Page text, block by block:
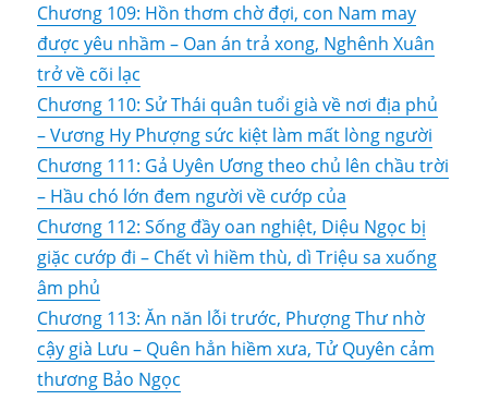
Chương 109: Hồn thơm chờ đợi, con Nam may
được yêu nhầm – Oan án trả xong, Nghênh Xuân
trở về cõi lạc
Chương 110: Sử Thái quân tuổi già về nơi địa phủ
– Vương Hy Phượng sức kiệt làm mất lòng người
Chương 111: Gả Uyên Ương theo chủ lên chầu trời
– Hầu chó lớn đem người về cướp của
Chương 112: Sống đầy oan nghiệt, Diệu Ngọc bị
giặc cướp đi – Chết vì hiềm thù, dì Triệu sa xuống
âm phủ
Chương 113: Ăn năn lỗi trước, Phượng Thư nhờ
cậy già Lưu – Quên hẳn hiềm xưa, Tử Quyên cảm
thương Bảo Ngọc